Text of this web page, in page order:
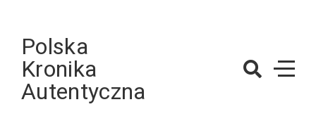
contentPolska
Kronika
Autentyczna